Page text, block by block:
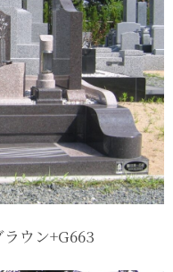
ウン+G663